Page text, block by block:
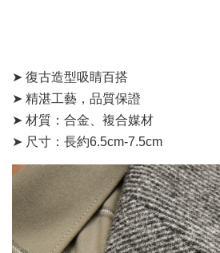
➤ 復古造型吸睛百搭
➤ 精湛工藝，品質保證
➤ 材質：合金、複合媒材
➤ 尺寸：長約6.5cm-7.5cm